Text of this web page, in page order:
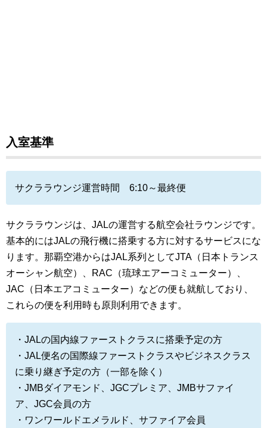
入室基準
サクララウンジ運営時間 6:10～最終便
サクララウンジは、JALの運営する航空会社ラウンジです。
基本的にはJALの飛行機に搭乗する方に対するサービスにな
ります。那覇空港からはJAL系列としてJTA（日本トランス
オーシャン航空）、RAC（琉球エアーコミューター）、
JAC（日本エアコミューター）などの便も就航しており、
これらの便を利用時も原則利用できます。
・JALの国内線ファーストクラスに搭乗予定の方
・JAL便名の国際線ファーストクラスやビジネスクラス
に乗り継ぎ予定の方（一部を除く）
・JMBダイアモンド、JGCプレミア、JMBサファイ
ア、JGC会員の方
・ワンワールドエメラルド、サファイア会員